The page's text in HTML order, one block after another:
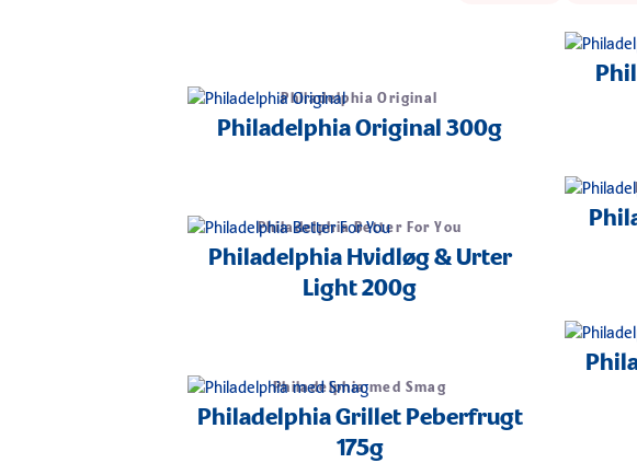
Philadelphia Original
Philadelphia Original 300g
Philadelphia Better For You
Philadelphia Hvidløg & Urter
Light 200g
Philadelphia med Smag
Philadelphia Grillet Peberfrugt
175g